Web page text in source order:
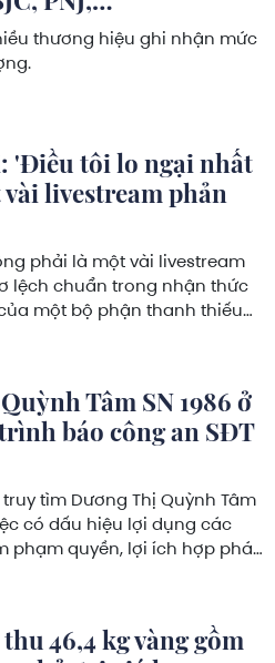
thương hiệu ghi nhận mức
'Điều tôi lo ngại nhất
livestream phản
phải là một vài livestream
lệch chuẩn trong nhận thức
một bộ phận thanh thiếu
Nga, đại biểu Quốc hội, Ủy viên
Tâm SN 1986 ở
báo công an SĐT
tìm Dương Thị Quỳnh Tâm
có dấu hiệu lợi dụng các
phạm quyền, lợi ích hợp pháp
nhân trên Facebook.
46,4 kg vàng gồm